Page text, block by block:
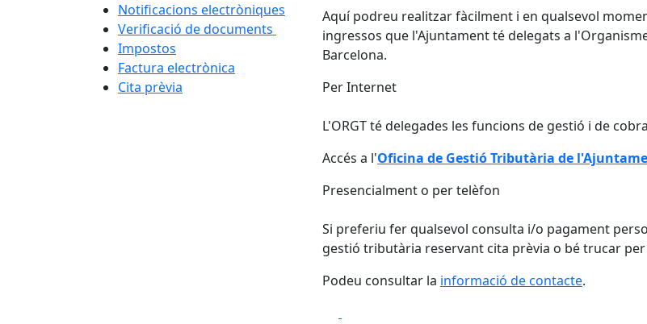
Notificacions electròniques
Verificació de documents
Impostos
Factura electrònica
Cita prèvia
Aquí podreu realitzar fàcilment i en qualsevol
ingressos que l'Ajuntament té delegats a
Barcelona.
Per Internet
L'ORGT té delegades les funcions de gestió i de
Accés a l'Oficina de Gestió Tributària de
Presencialment o per telèfon
Si preferiu fer qualsevol consulta i/o pagament
gestió tributària reservant cita prèvia o bé trucar per
Podeu consultar la informació de contacte.